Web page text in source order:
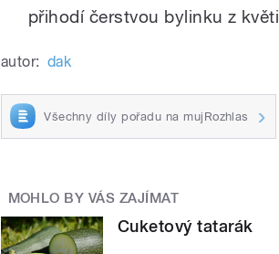
přihodí čerstvou bylinku z
autor: dak
Všechny díly pořadu na mujRozhlas
MOHLO BY VÁS ZAJÍMAT
Cuketový tatarák